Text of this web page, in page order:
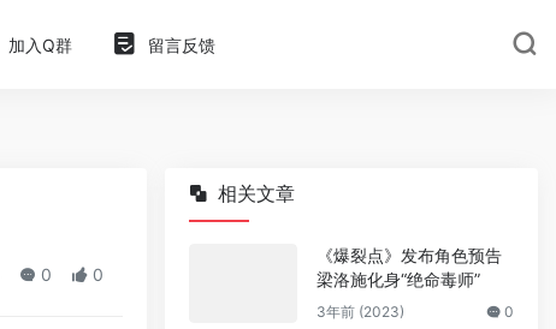
加入Q群 留言反馈
0 0
相关文章
《爆裂点》发布角色预告
梁洛施化身“绝命毒师”
3年前 (2023) 0